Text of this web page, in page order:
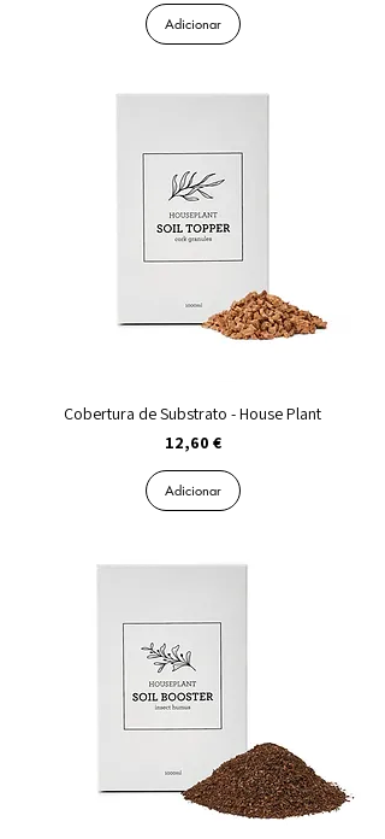
Adicionar
Cobertura de Substrato - House Plant
Preço
12,60 €
Adicionar